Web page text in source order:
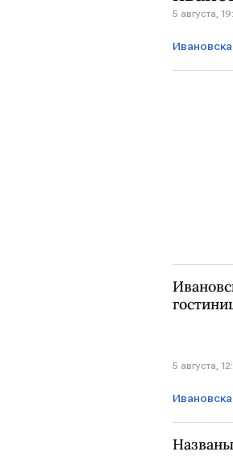
5 августа,
САНКТ-
5 августа,